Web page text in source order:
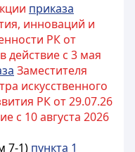
приказа
инноваций и
РК от
действие с 3 мая
Заместителя
искусственного
РК от 29.07.26
с 10 августа 2026
7-1) пункта 1